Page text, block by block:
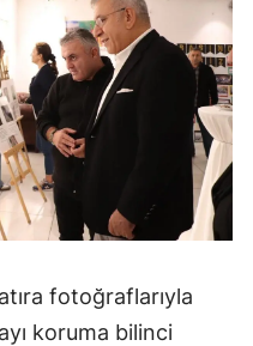
fotoğraflarıyla
koruma bilinci